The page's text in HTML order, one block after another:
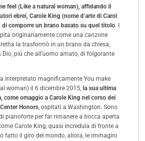
feel (Like a natural woman), affidando il
ebrei, Carole King (nome d’arte di Carol
di comporre un brano basato su quel titolo. I
originariamente come una canzone
la trasformò in un brano da chiesa,
Dio, più che all’uomo amato, di folgorante
interpretato magnificamente You make
woman) il 6 dicembre 2015, la sua ultima
come omaggio a Carole King nel corso dei
Honors, ospitati a Washington. Sono
pianoforte per far rimanere a bocca aperta
Carole King, quasi incredula di fronte a
fatto il giro del mondo, allora, le immagini